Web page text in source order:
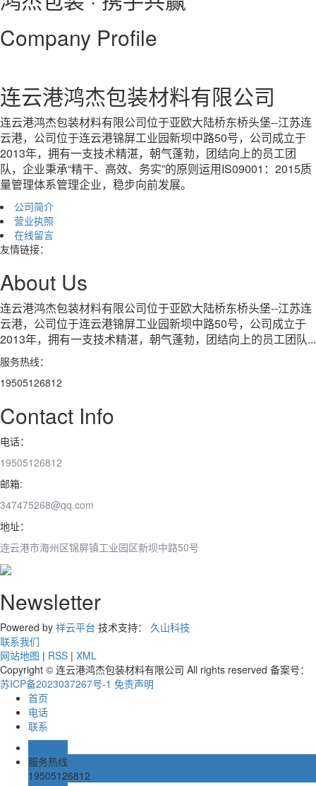
Company Profile
连云港鸿杰包装材料有限公司
连云港鸿杰包装材料有限公司位于亚欧大陆桥东桥头堡--江苏连
云港，公司位于连云港锦屏工业园新坝中路50号，公司成立于
2013年，拥有一支技术精湛，朝气蓬勃，团结向上的员工团
队，企业秉承“精干、高效、务实”的原则运用IS09001：2015质
量管理体系管理企业，稳步向前发展。
公司简介
营业执照
在线留言
友情链接：
About Us
连云港鸿杰包装材料有限公司位于亚欧大陆桥东桥头堡--江苏连
云港，公司位于连云港锦屏工业园新坝中路50号，公司成立于
2013年，拥有一支技术精湛，朝气蓬勃，团结向上的员工团队...
服务热线：
19505126812
Contact Info
电话：
19505126812
邮箱:
347475268@qq.com
地址：
连云港市海州区锦屏镇工业园区新坝中路50号
Newsletter
Powered by 祥云平台 技术支持： 久山科技
联系我们
网站地图 | RSS | XML
Copyright © 连云港鸿杰包装材料有限公司 All rights reserved 备案号：
苏ICP备2023037267号-1 免责声明
首页
电话
联系
服务热线
19505126812